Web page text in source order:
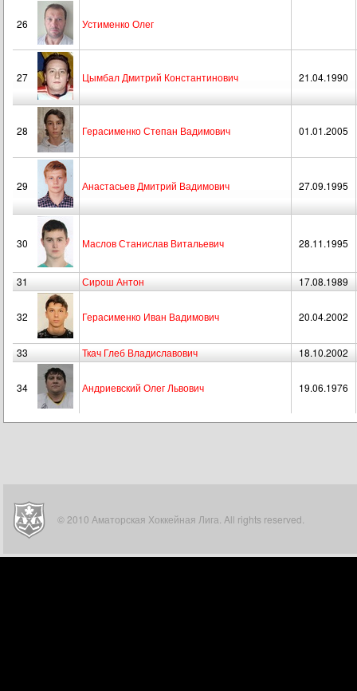
26 Устименко Олег
27 Цымбал Дмитрий Константинович 21.04.1990
28 Герасименко Степан Вадимович 01.01.2005
29 Анастасьев Дмитрий Вадимович 27.09.1995
30 Маслов Станислав Витальевич 28.11.1995
31 Сирош Антон 17.08.1989
32 Герасименко Иван Вадимович 20.04.2002
33 Ткач Глеб Владиславович 18.10.2002
34 Андриевский Олег Львович 19.06.1976
© 2010 Аматорская Хоккейная Лига. All rights reserved.